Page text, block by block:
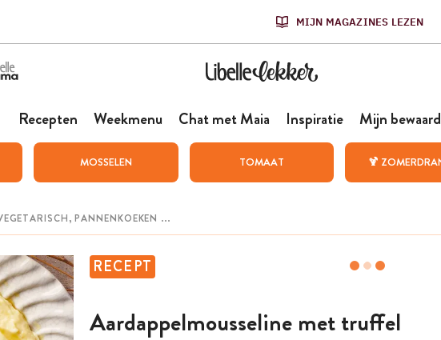
MIJN MAGAZINES LEZEN
Recepten Weekmenu Chat met Maia Inspiratie Mijn
MOSSELEN TOMAAT 🍹
RECEPT
Aardappelmousseline met truffel